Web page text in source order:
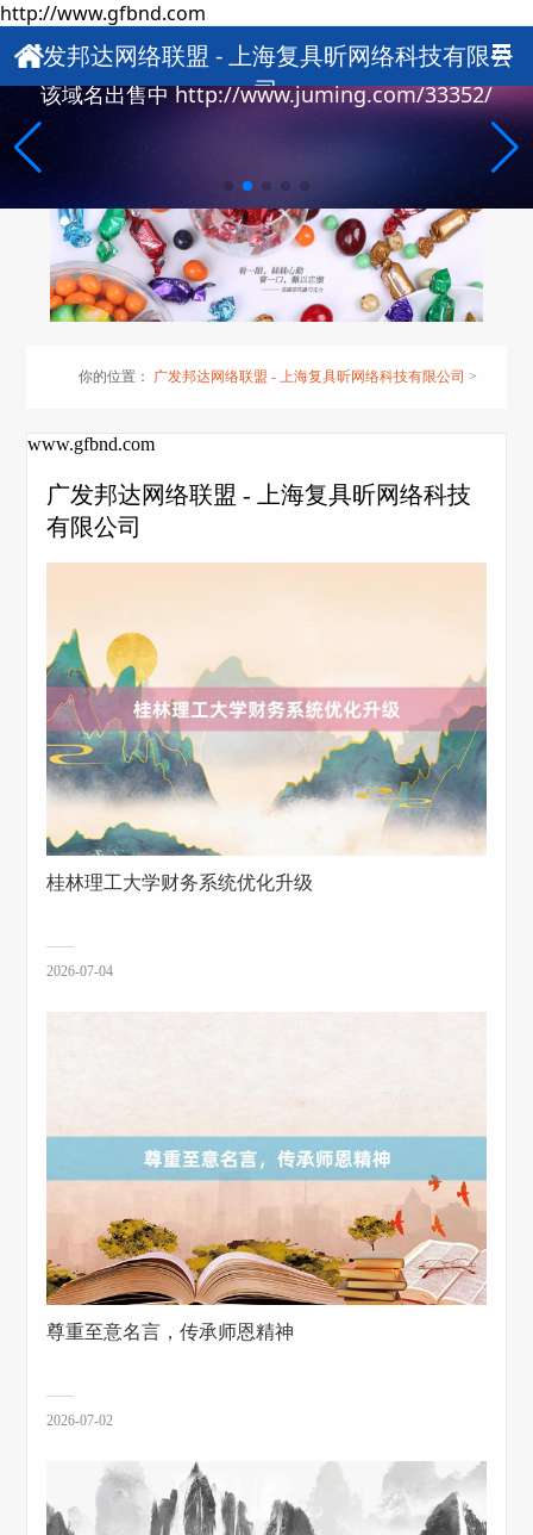
http://www.gfbnd.com
广发邦达网络联盟 - 上海复具昕网络科技有限公
司
该域名出售中 http://www.juming.com/33352/
你的位置： 广发邦达网络联盟 - 上海复具昕网络科技有限公司 >
www.gfbnd.com
广发邦达网络联盟 - 上海复具昕网络科技
有限公司
桂林理工大学财务系统优化升级
2026-07-04
尊重至意名言，传承师恩精神
2026-07-02